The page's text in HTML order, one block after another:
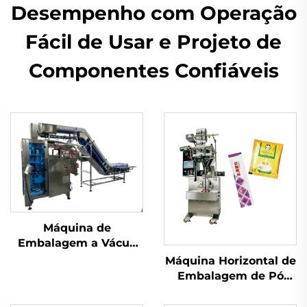
Desempenho com Operação
Fácil de Usar e Projeto de
Componentes Confiáveis
Máquina de
Embalagem a Vácuo
Máquina Horizontal de
Embalagem de Pó